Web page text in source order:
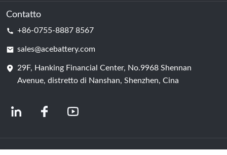
Centro dati e sala server
Cella della batteria
Notizia
Contatto
+86-0755-8887 8567
sales@acebattery.com
29F, Hanking Financial Center, No.9968 Shennan
Avenue, distretto di Nanshan, Shenzhen, Cina